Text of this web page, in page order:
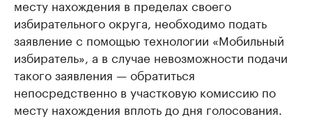
месту нахождения в пределах своего
избирательного округа, необходимо подать
заявление с помощью технологии «Мобильный
избиратель», а в случае невозможности подачи
такого заявления — обратиться
непосредственно в участковую комиссию по
месту нахождения вплоть до дня голосования.